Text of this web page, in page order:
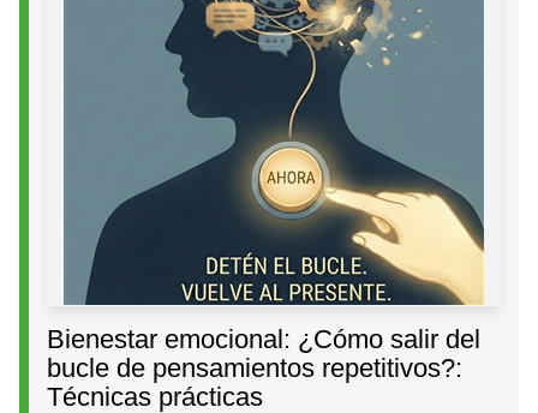
Bienestar emocional: ¿Cómo salir del
bucle de pensamientos repetitivos?:
Técnicas prácticas